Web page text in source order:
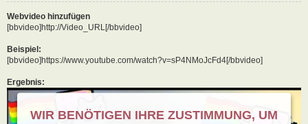
Webvideo hinzufügen
[bbvideo]http://Video_URL[/bbvideo]
Beispiel:
[bbvideo]https://www.youtube.com/watch?v=sP4NMoJcFd4[/bbvideo]
Ergebnis:
WIR BENÖTIGEN IHRE ZUSTIMMUNG, UM